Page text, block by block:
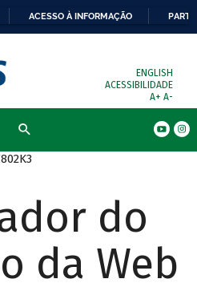
ACESSO À INFORMAÇÃO
ENGLISH
ACESSIBILIDADE
A+ A-
do
da Web